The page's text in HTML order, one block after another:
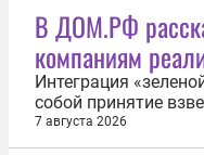
В ДОМ.РФ
компаниям
Интеграция
собой принятие
решений, которые
экономическую
7 августа 2026